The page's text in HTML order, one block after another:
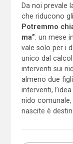
Da noi prevale
che riducono
Potremmo
ma”: un mese
vale solo per i
unico dal
interventi sui
almeno due
interventi,
nido comunale,
nascite è